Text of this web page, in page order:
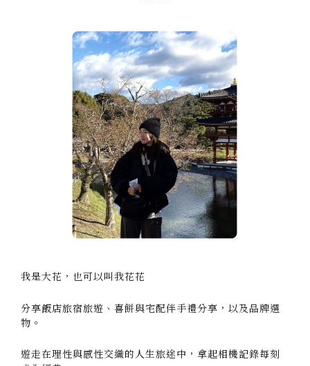
我是大花，也可以叫我花花
分享飯店旅宿旅遊、喜餅與宅配伴手禮分享，以及品牌選
物。
遊走在理性與感性交織的人生旅途中，拿起相機記錄每刻